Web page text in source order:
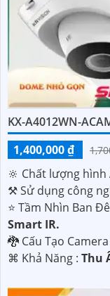
KX-A4012WN-
1,400,000 ₫
🔆 Chất lượng hình
⚒ Sử dụng công
⭐ Tầm Nhìn Ban
Smart IR.
🐉️ Cấu Tạo Camera
️⌘ Khả Năng : Thu